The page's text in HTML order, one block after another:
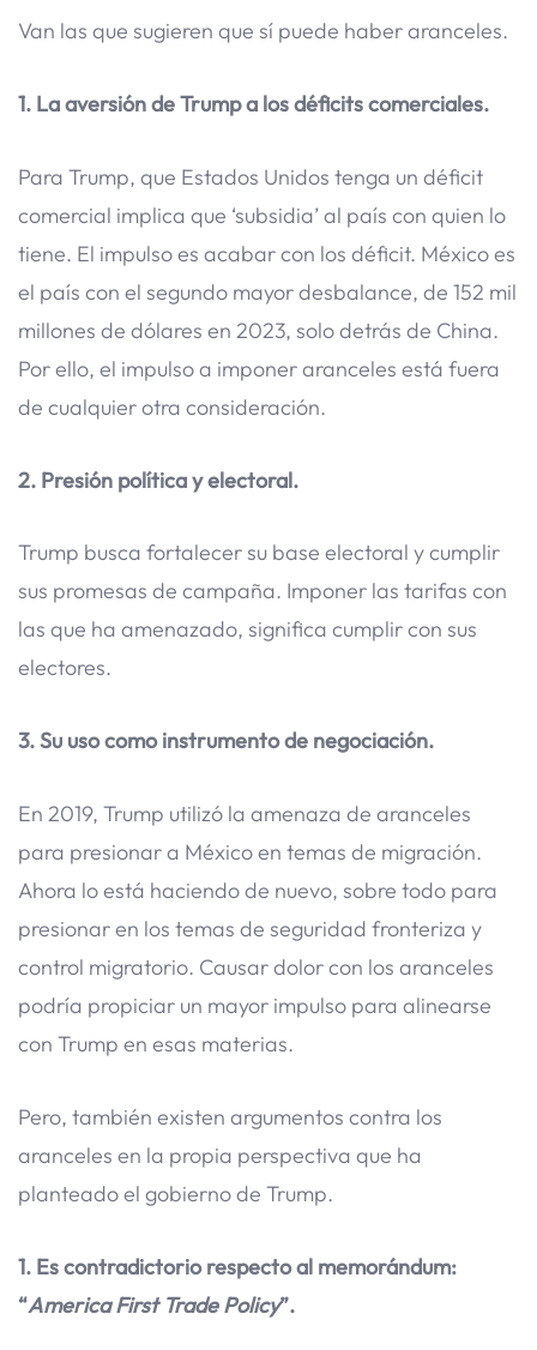
Van las que sugieren que sí puede haber aranceles.
1. La aversión de Trump a los déficits comerciales.
Para Trump, que Estados Unidos tenga un déficit
comercial implica que ‘subsidia’ al país con quien lo
tiene. El impulso es acabar con los déficit. México es
el país con el segundo mayor desbalance, de 152 mil
millones de dólares en 2023, solo detrás de China.
Por ello, el impulso a imponer aranceles está fuera
de cualquier otra consideración.
2. Presión política y electoral.
Trump busca fortalecer su base electoral y cumplir
sus promesas de campaña. Imponer las tarifas con
las que ha amenazado, significa cumplir con sus
electores.
3. Su uso como instrumento de negociación.
En 2019, Trump utilizó la amenaza de aranceles
para presionar a México en temas de migración.
Ahora lo está haciendo de nuevo, sobre todo para
presionar en los temas de seguridad fronteriza y
control migratorio. Causar dolor con los aranceles
podría propiciar un mayor impulso para alinearse
con Trump en esas materias.
Pero, también existen argumentos contra los
aranceles en la propia perspectiva que ha
planteado el gobierno de Trump.
1. Es contradictorio respecto al memorándum:
“America First Trade Policy”.